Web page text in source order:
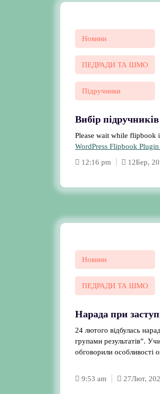
Новини
ПЕДРАДИ ТА ШМО
Підручники
Вибір
Please wait while flipbook
WordPress Flipbook
12:16 pm
12Бер,
Новини
ПЕДРАДИ ТА ШМО
Нарада при
24 лютого відбулась
групами результатів”.
обговорили
9:53 am 27Лют,